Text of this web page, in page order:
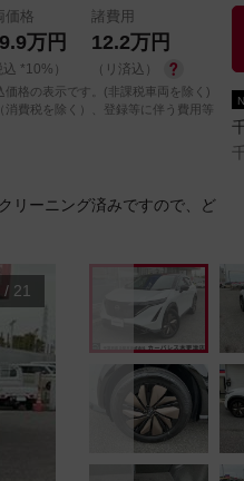
価格
万円
込 *10%）
諸費用
12.2万円
（リ済込）
格の表示です。(非課税車両を除く)
費税を除く）、登録等に伴う費用等
リーニング済みですので、ど
/ 21